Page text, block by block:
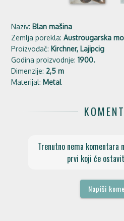
Naziv: Blan mašina
Zemlja porekla:Austrougarska
Proizvođač: Kirchner, Lajipcig
Godina proizvodnje:1900.
Dimenzije: 2,5 m
Materijal: Metal
Trenutno nema komentara
prvi koji će
Napiši